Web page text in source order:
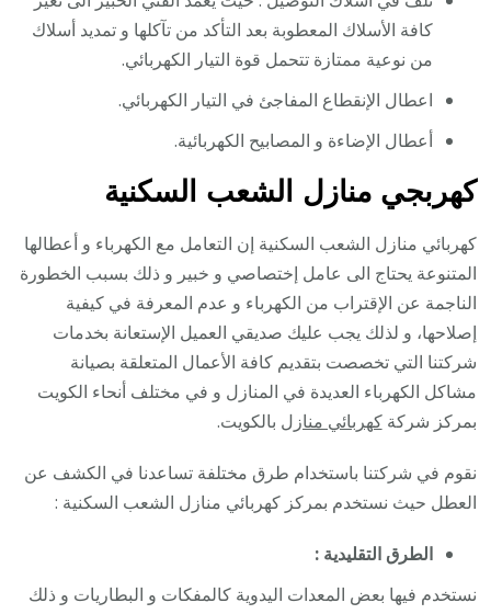
كافة الأسلاك المعطوبة بعد التأكد من تآكلها و تمديد أسلاك
من نوعية ممتازة تتحمل قوة التيار الكهربائي.
اعطال الإنقطاع المفاجئ في التيار الكهربائي.
أعطال الإضاءة و المصابيح الكهربائية.
كهربجي منازل الشعب السكنية
كهربائي منازل الشعب السكنية إن التعامل مع الكهرباء و أعطالها
المتنوعة يحتاج الى عامل إختصاصي و خبير و ذلك بسبب الخطورة
الناجمة عن الإقتراب من الكهرباء و عدم المعرفة في كيفية
إصلاحها، و لذلك يجب عليك صديقي العميل الإستعانة بخدمات
شركتنا التي تخصصت بتقديم كافة الأعمال المتعلقة بصيانة
مشاكل الكهرباء العديدة في المنازل و في مختلف أنحاء الكويت
بمركز شركةكهربائي منازل بالكويت.
نقوم في شركتنا باستخدام طرق مختلفة تساعدنا في الكشف عن
العطل حيث نستخدم بمركز كهربائي منازل الشعب السكنية :
الطرق التقليدية :
نستخدم فيها بعض المعدات اليدوية كالمفكات و البطاريات و ذلك